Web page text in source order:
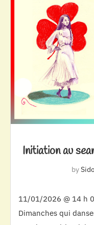
Initiation au
by
11/01/2026 @ 14 h
Dimanches qui